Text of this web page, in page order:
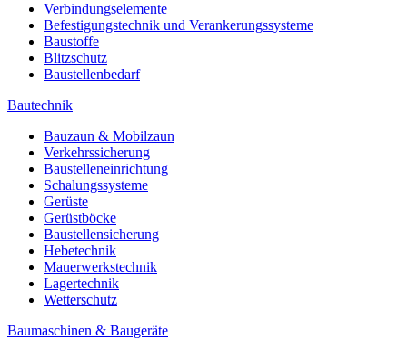
Verbindungselemente
Befestigungstechnik und Verankerungssysteme
Baustoffe
Blitzschutz
Baustellenbedarf
Bautechnik
Bauzaun & Mobilzaun
Verkehrssicherung
Baustelleneinrichtung
Schalungssysteme
Gerüste
Gerüstböcke
Baustellensicherung
Hebetechnik
Mauerwerkstechnik
Lagertechnik
Wetterschutz
Baumaschinen & Baugeräte